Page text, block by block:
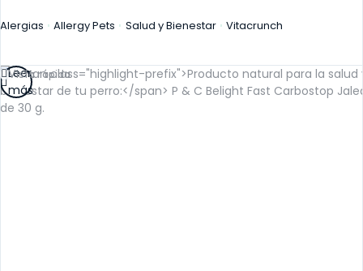
Alergias Allergy Pets Salud y Bienestar Vitacrunch
Vista rápida
Leer
más